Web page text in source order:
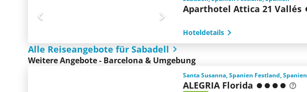
Aparthotel Attica 21 Vallés
Hoteldetails
Alle Reiseangebote für Sabadell
Weitere Angebote - Barcelona & Umgebung
Santa Susanna, Spanien Festland, Spanien
ALEGRIA Florida